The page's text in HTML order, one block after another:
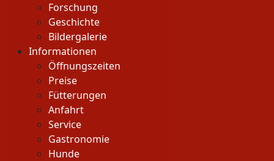
Forschung
Geschichte
Bildergalerie
Informationen
Öffnungszeiten
Preise
Fütterungen
Anfahrt
Service
Gastronomie
Hunde